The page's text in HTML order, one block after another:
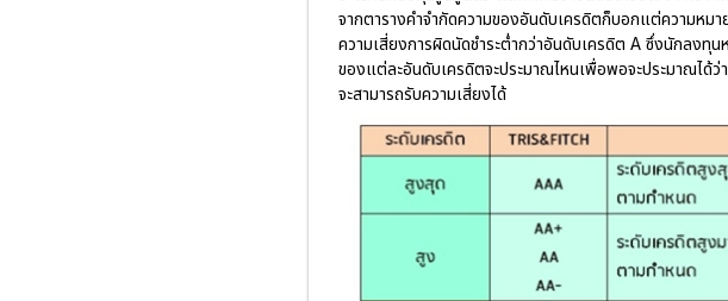
จากตารางคำจำกัดความของอันดับเครดิตก็บอกแต่ความหมา
ความเสี่ยงการผิดนัดชำระต่ำกว่าอันดับเครดิต A ซึ่งนักลงทุน
ของแต่ละอันดับเครดิตจะประมาณไหนเพื่อพอจะประมาณได้ว่
จะสามารถรับความเสี่ยงได้